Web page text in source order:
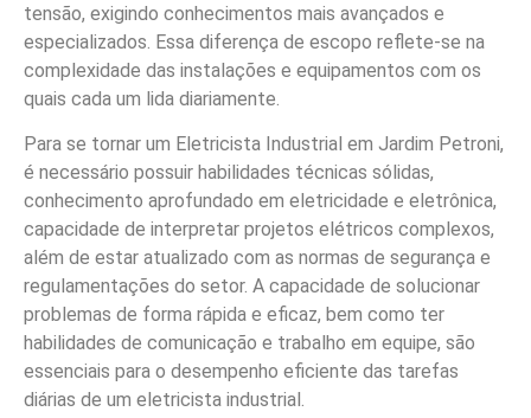
tensão, exigindo conhecimentos mais avançados e
especializados. Essa diferença de escopo reflete-se na
complexidade das instalações e equipamentos com os
quais cada um lida diariamente.
Para se tornar um Eletricista Industrial em Jardim Petroni,
é necessário possuir habilidades técnicas sólidas,
conhecimento aprofundado em eletricidade e eletrônica,
capacidade de interpretar projetos elétricos complexos,
além de estar atualizado com as normas de segurança e
regulamentações do setor. A capacidade de solucionar
problemas de forma rápida e eficaz, bem como ter
habilidades de comunicação e trabalho em equipe, são
essenciais para o desempenho eficiente das tarefas
diárias de um eletricista industrial.